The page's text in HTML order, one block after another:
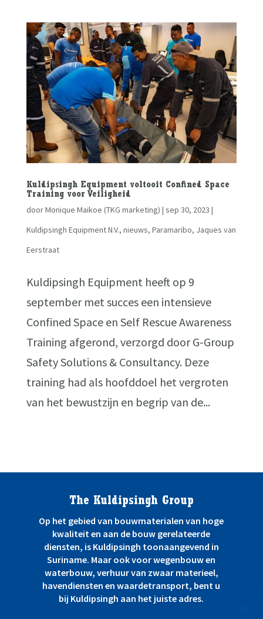
Kuldipsingh Equipment voltooit Confined Space
Training voor Veiligheid
doorMonique Maikoe (TKG marketing) | sep 30, 2023 |
Kuldipsingh Equipment N.V., nieuws, Paramaribo, Jaques van
Eerstraat
Kuldipsingh Equipment heeft op 9
september met succes een intensieve
Confined Space en Self Rescue Awareness
Training afgerond, verzorgd door G-Group
Safety Solutions & Consultancy. Deze
training had als hoofddoel het vergroten
van het bewustzijn en begrip van de...
The Kuldipsingh Group
Op het gebied van bouwmaterialen van hoge
kwaliteit en aan de bouw gerelateerde
diensten, is Kuldipsingh toonaangevend in
Suriname. Maar ook voor wegenbouw en
waterbouw, verhuur van zwaar materieel,
havendiensten en waardetransport, bent u
bij Kuldipsingh aan het juiste adres.